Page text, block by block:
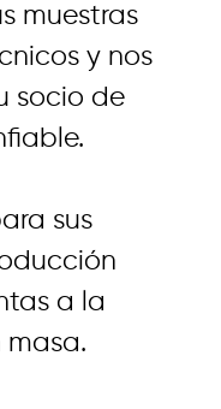
muestras
y nos
socio de
sus
a la
masa.